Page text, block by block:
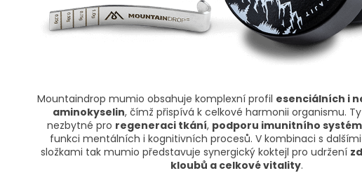
Mountaindrop mumio obsahuje komplexní profil esenciálních i
aminokyselin, čímž přispívá k celkové harmonii organismu.
nezbytné pro regeneraci tkání, podporu imunitního
funkci mentálních i kognitivních procesů. V kombinaci s
složkami tak mumio představuje synergický koktejl pro udržení
kloubů a celkové vitality.